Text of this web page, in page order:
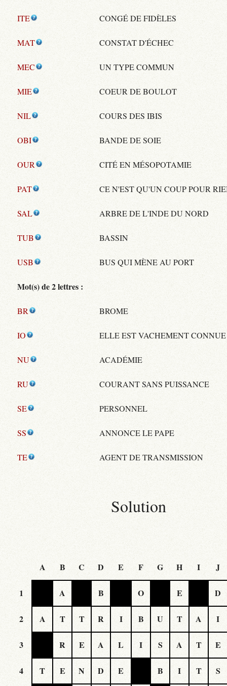
ITE CONGÉ DE FIDÈLES
MAT CONSTAT D'ÉCHEC
MEC UN TYPE COMMUN
MIE COEUR DE BOULOT
NIL COURS DES IBIS
OBI BANDE DE SOIE
OUR CITÉ EN MÉSOPOTAMIE
PAT CE N'EST QU'UN COUP POUR
SAL ARBRE DE L'INDE DU NORD
TUB BASSIN
USB BUS QUI MÈNE AU PORT
Mot(s) de 2 lettres :
BR BROME
IO ELLE EST VACHEMENT CONNUE
NU ACADÉMIE
RU COURANT SANS PUISSANCE
SE PERSONNEL
SS ANNONCE LE PAPE
TE AGENT DE TRANSMISSION
Solution
A B C D E F G H I J
1 A B O E D
2 A T T R I B U T A I
3 R E A L I S A T E
4 T E N D E B I T S